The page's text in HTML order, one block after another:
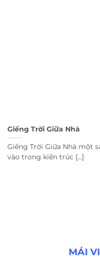
Giếng Trời Giữa Nhà
Giếng Trời Giữa Nhà một
vào trong kiến trúc [...]
MÁI